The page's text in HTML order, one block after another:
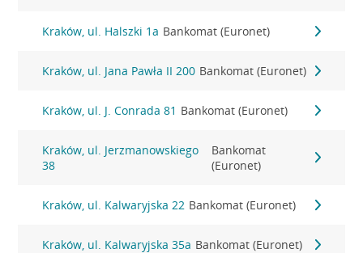
Kraków, ul. Halszki 1a Bankomat (Euronet)
Kraków, ul. Jana Pawła II 200 Bankomat (Euronet)
Kraków, ul. J. Conrada 81 Bankomat (Euronet)
Kraków, ul. Jerzmanowskiego
38
Bankomat
(Euronet)
Kraków, ul. Kalwaryjska 22 Bankomat (Euronet)
Kraków, ul. Kalwaryjska 35a Bankomat (Euronet)